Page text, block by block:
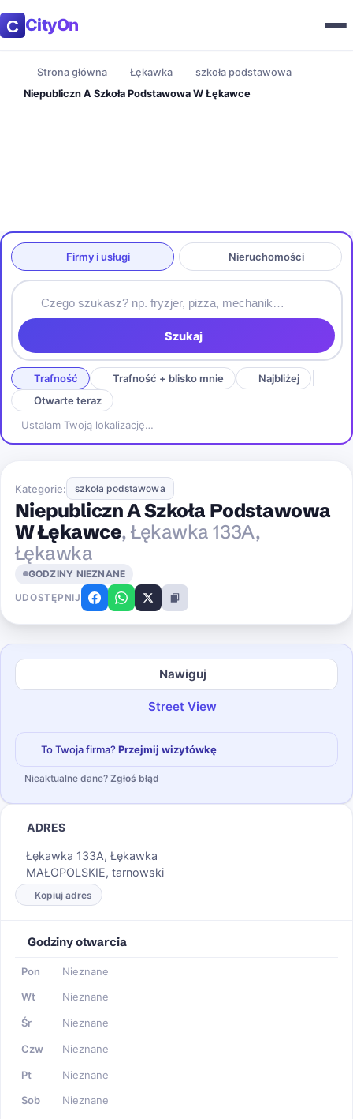
CityOn
Strona główna Łękawka
szkoła podstawowa
Niepubliczn A Szkoła Podstawowa W Łękawce
Firmy i usługi Nieruchomości
Szukaj
Trafność Trafność + blisko mnie
Najbliżej
Otwarte teraz
Ustalam Twoją lokalizację…
Kategorie: szkoła podstawowa
Niepubliczn A Szkoła Podstawowa
W Łękawce, Łękawka 133A,
Łękawka
GODZINY NIEZNANE
UDOSTĘPNIJ
Nawiguj
Street View
To Twoja firma? Przejmij wizytówkę
Nieaktualne dane? Zgłoś błąd
ADRES
Łękawka 133A, Łękawka
MAŁOPOLSKIE, tarnowski
Kopiuj adres
Godziny otwarcia
Pon Nieznane
Wt Nieznane
Śr Nieznane
Czw Nieznane
Pt Nieznane
Sob Nieznane